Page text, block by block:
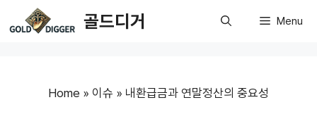
to
골드디거 Menu
Home » 이슈 » 내환급금과 연말정산의 중요성